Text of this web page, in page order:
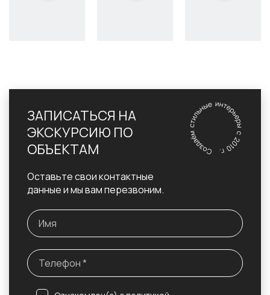
ЗАПИСАТЬСЯ НА
ЭКСКУРСИЮ ПО
ОБЪЕКТАМ
Оставьте свои контактные
данные и мы вам перезвоним.